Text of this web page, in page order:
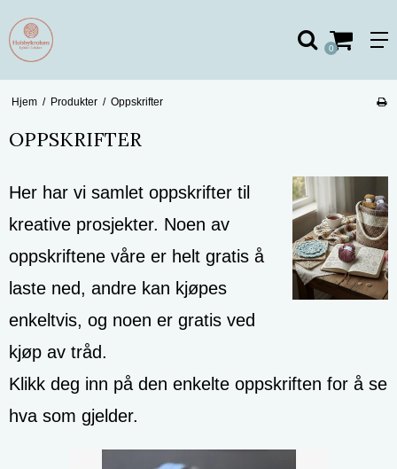
0
Hjem / Produkter / Oppskrifter
OPPSKRIFTER
Her har vi samlet oppskrifter til
kreative prosjekter. Noen av
oppskriftene våre er helt gratis å
laste ned, andre kan kjøpes
enkeltvis, og noen er gratis ved
kjøp av tråd.
Klikk deg inn på den enkelte oppskriften for å se
hva som gjelder.